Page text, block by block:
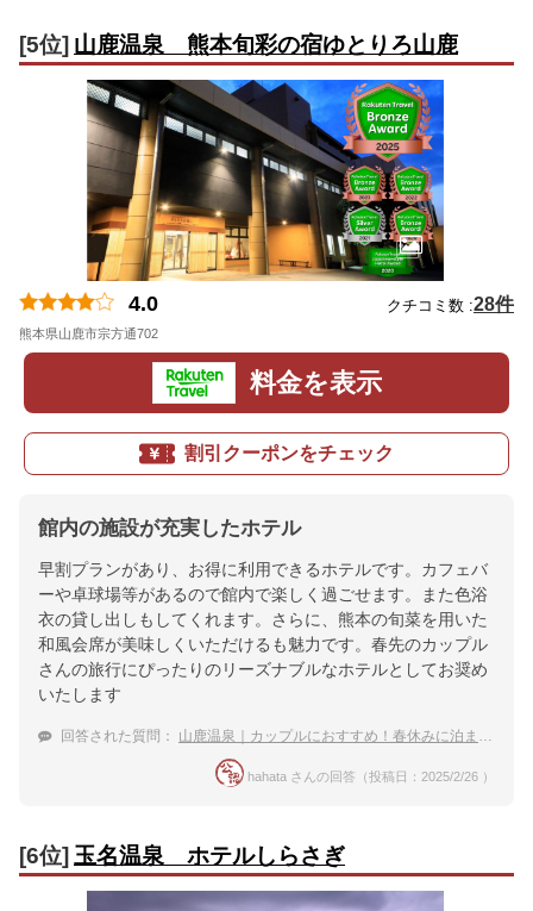
[5位] 山鹿温泉 熊本旬彩の宿ゆとりろ山鹿
4.0 クチコミ数 :28件
熊本県山鹿市宗方通702
料金を表示
割引クーポンをチェック
館内の施設が充実したホテル
早割プランがあり、お得に利用できるホテルです。カフェバ
ーや卓球場等があるので館内で楽しく過ごせます。また色浴
衣の貸し出しもしてくれます。さらに、熊本の旬菜を用いた
和風会席が美味しくいただけるも魅力です。春先のカップル
さんの旅行にぴったりのリーズナブルなホテルとしてお奨め
いたします
回答された質問： 山鹿温泉｜カップルにおすすめ！春休みに泊まりたい宿は？
hahata さんの回答（投稿日：2025/2/26 ）
[6位] 玉名温泉 ホテルしらさぎ